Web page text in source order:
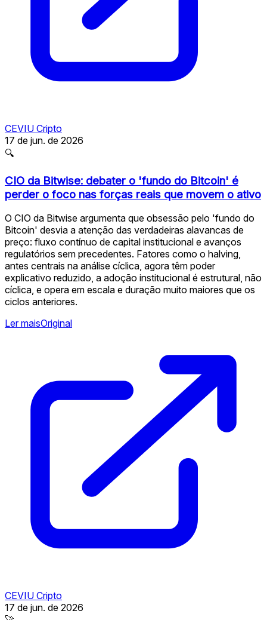
CEVIU Cripto
17 de jun. de 2026
🔍
CIO da Bitwise: debater o 'fundo do Bitcoin' é
perder o foco nas forças reais que movem o ativo
O CIO da Bitwise argumenta que obsessão pelo 'fundo do
Bitcoin' desvia a atenção das verdadeiras alavancas de
preço: fluxo contínuo de capital institucional e avanços
regulatórios sem precedentes. Fatores como o halving,
antes centrais na análise cíclica, agora têm poder
explicativo reduzido, a adoção institucional é estrutural, não
cíclica, e opera em escala e duração muito maiores que os
ciclos anteriores.
Ler maisOriginal
CEVIU Cripto
17 de jun. de 2026